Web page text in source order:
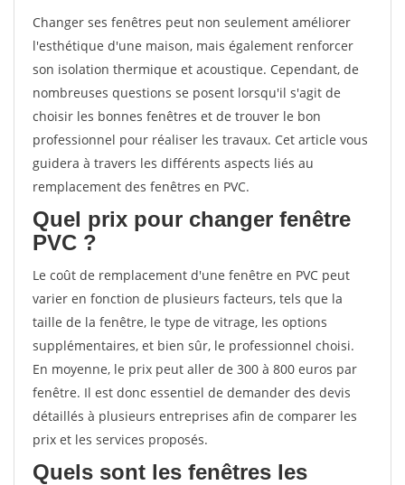
Changer ses fenêtres peut non seulement améliorer
l'esthétique d'une maison, mais également renforcer
son isolation thermique et acoustique. Cependant, de
nombreuses questions se posent lorsqu'il s'agit de
choisir les bonnes fenêtres et de trouver le bon
professionnel pour réaliser les travaux. Cet article vous
guidera à travers les différents aspects liés au
remplacement des fenêtres en PVC.
Quel prix pour changer fenêtre
PVC ?
Le coût de remplacement d'une fenêtre en PVC peut
varier en fonction de plusieurs facteurs, tels que la
taille de la fenêtre, le type de vitrage, les options
supplémentaires, et bien sûr, le professionnel choisi.
En moyenne, le prix peut aller de 300 à 800 euros par
fenêtre. Il est donc essentiel de demander des devis
détaillés à plusieurs entreprises afin de comparer les
prix et les services proposés.
Quels sont les fenêtres les